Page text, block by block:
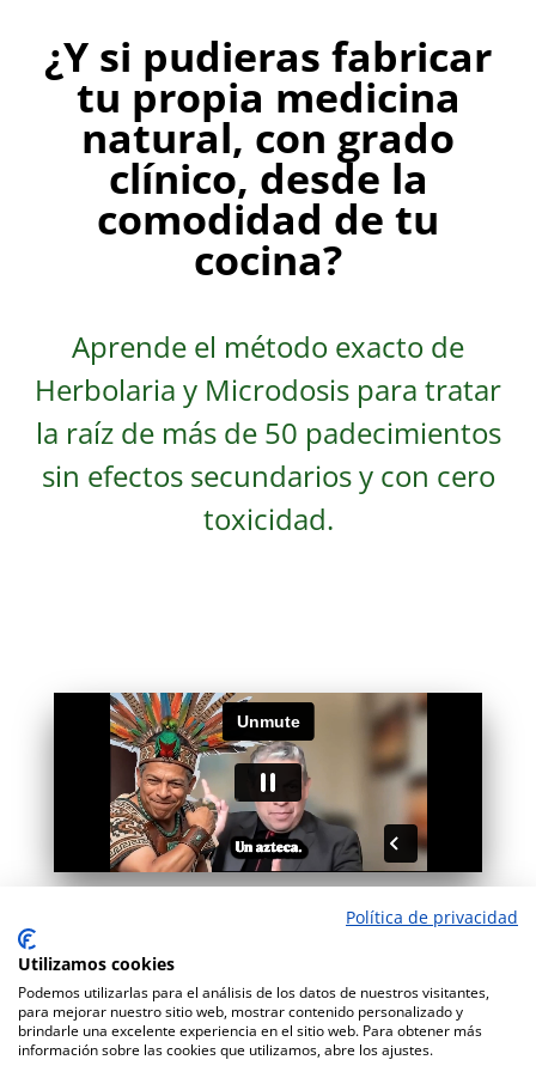
¿Y si pudieras fabricar
tu propia medicina
natural, con grado
clínico, desde la
comodidad de tu
cocina?
Aprende el método exacto de
Herbolaria y Microdosis para tratar
la raíz de más de 50 padecimientos
sin efectos secundarios y con cero
toxicidad.
Política de privacidad
Utilizamos cookies
Podemos utilizarlas para el análisis de los datos de nuestros visitantes,
para mejorar nuestro sitio web, mostrar contenido personalizado y
brindarle una excelente experiencia en el sitio web. Para obtener más
información sobre las cookies que utilizamos, abre los ajustes.